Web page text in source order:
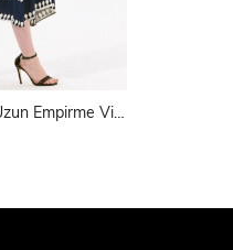
Kemer Detaylı Uzun Empirme Viskon Jile Elbise | Elb35653